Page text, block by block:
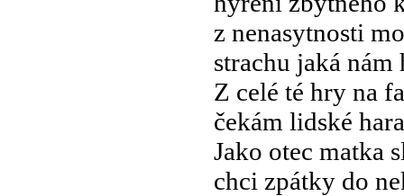
z nenasytnosti
strachu jaká nám
Z celé té hry na
čekám lidské
Jako otec matka
chci zpátky do